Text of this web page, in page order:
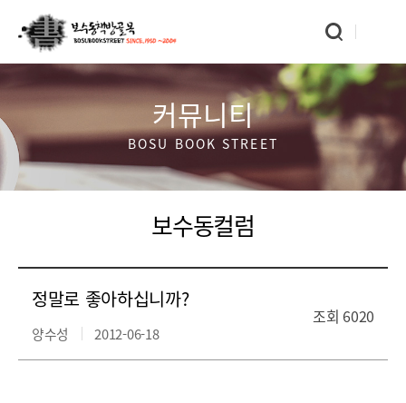
커뮤니티
BOSU BOOK STREET
보수동컬럼
정말로 좋아하십니까?
조회 6020
양수성 2012-06-18